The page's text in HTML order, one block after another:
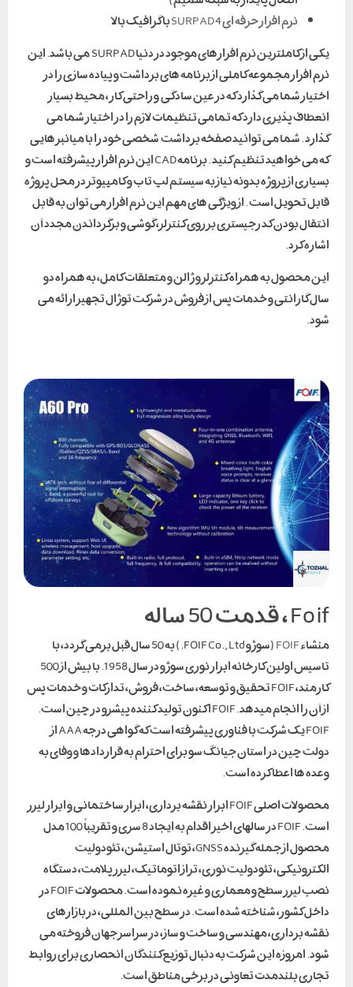
نرم افزار حرفه ای SURPAD 4
با گرافیک بالا
یکی از کاملترین نرم افزارهای موجود در دنیا SURPAD می باشد. این
نرم افزار مجموعه کاملی از برنامه های برداشت و پیاده سازی را در
اختیار شما می گذارد که در عین سادگی و راحتی کار ، محیط بسیار
انعطاف پذیری دارد که تمامی تنظیمات لازم را در اختیار شما می
گذارد . شما می توانید صفخه برداشت شخصی خود را با میانبر هایی
که می خواهید تنظیم کنید . برنامه CAD این نرم افزار پیشرفته است و
بسیاری از پروژه بدونه نیاز به سیستم لپ تاب و کامپیوتر در محل پروژه
قابل تحویل است . از ویژگی های مهم این نرم افزار می توان به قابل
انتقال بودن کد رجیستری بر روی کنترلر، گوشی و برگرداندن مجدد آن
اشاره کرد.
این محصول به همراه کنترلر و ژالن و متعلقات کامل، به همراه دو
سال گارانتی و خدمات پس از فروش در شرکت توژال تجهیز ارائه می
شود.
Foif ، قدمت 50 ساله
منشاءFOIF
(سوژو FOIF Co., Ltd.) به 50 سال قبل برمی گردد، با
تاسیس اولین کارخانه ابزار نوری سوژو در سال 1958. با بیش از 500
کارمند، FOIF تحقیق و توسعه، ساخت، فروش، تدارکات و خدمات پس
از آن را انجام میدهد. FOIF اکنون تولید کننده پیشرو در چین است.
FOIF یک شرکت با فناوری پیشرفته است که گواهی درجه AAA از
دولت چین در استان جیانگ سو برای احترام به قراردادها و وفای به
وعده ها اعطا کرده است.
محصولات اصلی FOIF ابزار نقشه برداری، ابزار ساختمانی و ابزار لیزر
است. FOIF در سالهای اخیر اقدام به ایجاد 8 سری و تقریباً 100 مدل
محصول از جمله گیرنده GNSS، توتال استیشن، تئودولیت
الکترونیکی، تئودولیت نوری، تراز اتوماتیک، لیزر پلامت، دستگاه
نصب لیزر سطح و معماری و غیره نموده است. محصولات FOIF در
داخل کشور، شناخته شده است. در سطح بین المللی، در بازارهای
نقشه برداری، مهندسی و ساخت و ساز، در سراسر جهان فروخته می
شود. امروزه این شرکت به دنبال توزیع کنندگان انحصاری برای روابط
تجاری بلندمدت تعاونی در برخی مناطق است.